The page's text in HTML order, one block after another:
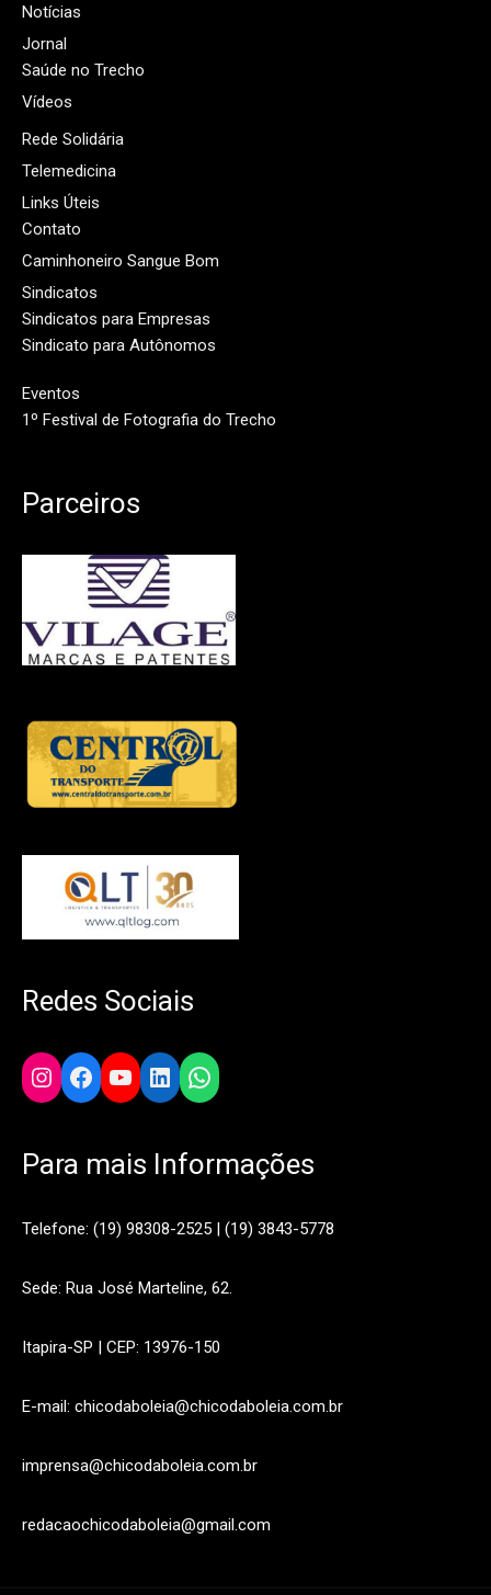
Notícias
Jornal
Saúde no Trecho
Vídeos
Rede Solidária
Telemedicina
Links Úteis
Contato
Caminhoneiro Sangue Bom
Sindicatos
Sindicatos para Empresas
Sindicato para Autônomos
Eventos
1º Festival de Fotografia do Trecho
Parceiros
Redes Sociais
Instagram
Facebook
YouTube
LinkedIn
WhatsApp
Para mais Informações
Telefone: (19) 98308-2525 | (19) 3843-5778
Sede: Rua José Marteline, 62.
Itapira-SP | CEP: 13976-150
E-mail: chicodaboleia@chicodaboleia.com.br
imprensa@chicodaboleia.com.br
redacaochicodaboleia@gmail.com